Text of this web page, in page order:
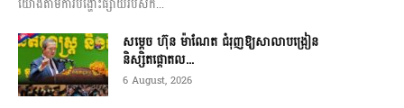
សម្តេច ហ៊ុន ម៉ាណែត ជំរុញឱ្យសាលាបង្រៀន
និស្សិតផ្តោតល...
6 August, 2026